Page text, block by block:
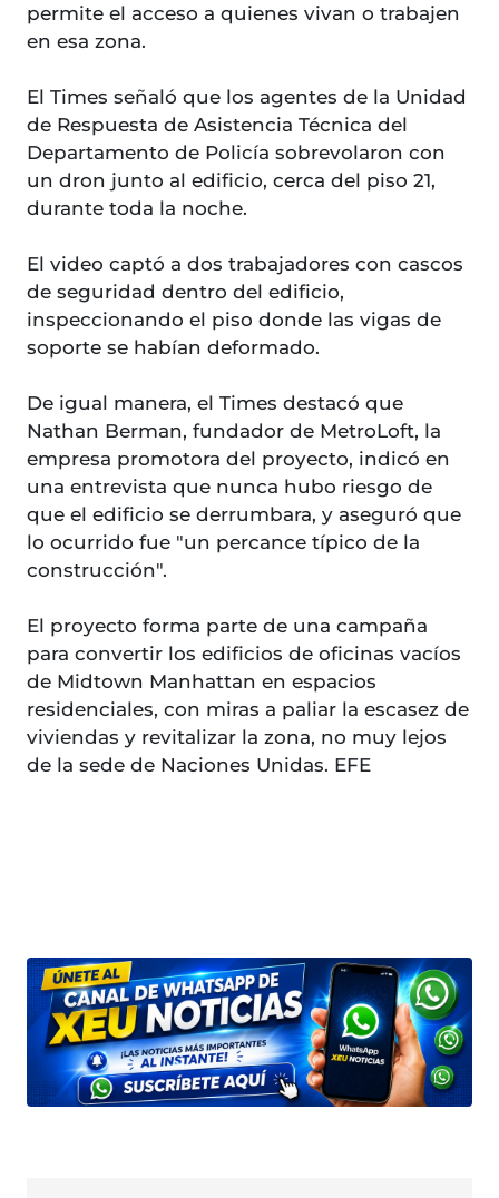
permite el acceso a quienes vivan o trabajen
en esa zona.
El Times señaló que los agentes de la Unidad
de Respuesta de Asistencia Técnica del
Departamento de Policía sobrevolaron con
un dron junto al edificio, cerca del piso 21,
durante toda la noche.
El video captó a dos trabajadores con cascos
de seguridad dentro del edificio,
inspeccionando el piso donde las vigas de
soporte se habían deformado.
De igual manera, el Times destacó que
Nathan Berman, fundador de MetroLoft, la
empresa promotora del proyecto, indicó en
una entrevista que nunca hubo riesgo de
que el edificio se derrumbara, y aseguró que
lo ocurrido fue "un percance típico de la
construcción".
El proyecto forma parte de una campaña
para convertir los edificios de oficinas vacíos
de Midtown Manhattan en espacios
residenciales, con miras a paliar la escasez de
viviendas y revitalizar la zona, no muy lejos
de la sede de Naciones Unidas. EFE